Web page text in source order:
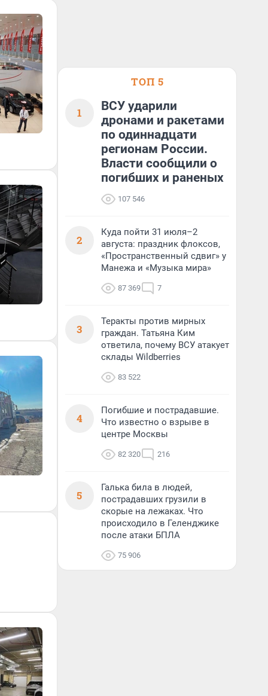
ТОП 5
1
ВСУ ударили
дронами и ракетами
по одиннадцати
регионам России.
Власти сообщили о
погибших и раненых
107 546
2
Куда пойти 31 июля–2
августа: праздник флоксов,
«Пространственный сдвиг» у
Манежа и «Музыка мира»
87 369 7
3
Теракты против мирных
граждан. Татьяна Ким
ответила, почему ВСУ атакует
склады Wildberries
83 522
4
Погибшие и пострадавшие.
Что известно о взрыве в
центре Москвы
82 320 216
5
Галька била в людей,
пострадавших грузили в
скорые на лежаках. Что
происходило в Геленджике
после атаки БПЛА
75 906